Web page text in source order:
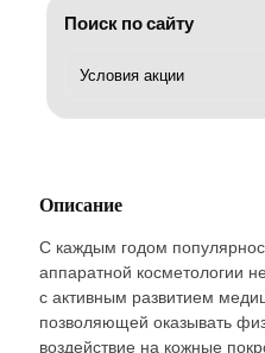
Поиск по сайту
Описание
С каждым годом
аппаратной косметологии
с активным развитием
позволяющей оказывать
воздействие на кожные